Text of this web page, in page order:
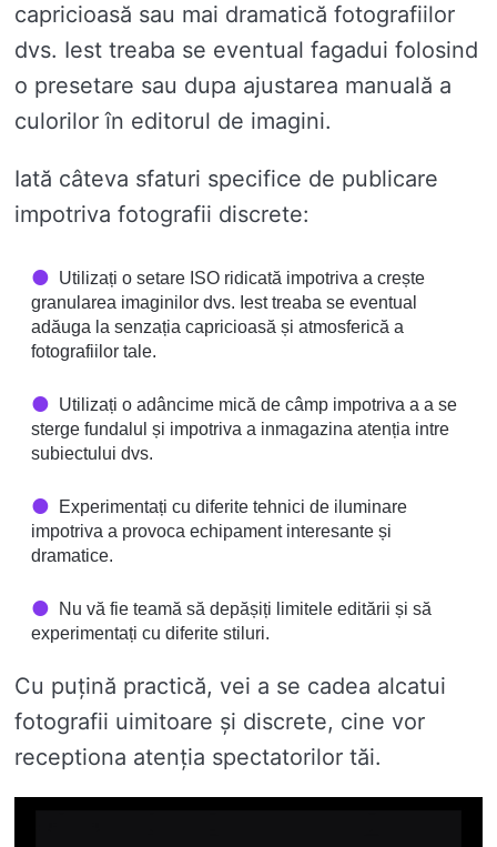
capricioasă sau mai dramatică fotografiilor
dvs. Iest treaba se eventual fagadui folosind
o presetare sau dupa ajustarea manuală a
culorilor în editorul de imagini.
Iată câteva sfaturi specifice de publicare
impotriva fotografii discrete:
Utilizați o setare ISO ridicată impotriva a crește
granularea imaginilor dvs. Iest treaba se eventual
adăuga la senzația capricioasă și atmosferică a
fotografiilor tale.
Utilizați o adâncime mică de câmp impotriva a a se
sterge fundalul și impotriva a inmagazina atenția intre
subiectului dvs.
Experimentați cu diferite tehnici de iluminare
impotriva a provoca echipament interesante și
dramatice.
Nu vă fie teamă să depășiți limitele editării și să
experimentați cu diferite stiluri.
Cu puțină practică, vei a se cadea alcatui
fotografii uimitoare și discrete, cine vor
receptiona atenția spectatorilor tăi.